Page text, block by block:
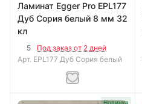
Ламинат Egger Pro EPL177
Дуб Сория белый 8 мм 32
кл
5
Под заказ от 2 дней
Арт. EPL177 Дуб Сория белый
Новинка